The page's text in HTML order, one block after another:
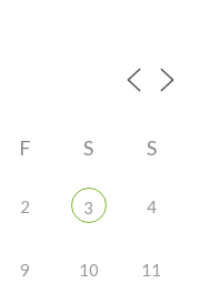
F S S
2 3 4
9 10 11